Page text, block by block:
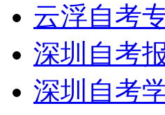
云浮自考
深圳自考
深圳自考